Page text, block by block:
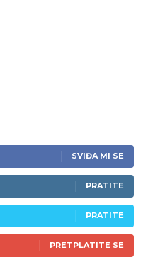
SVIĐA MI SE
PRATITE
PRATITE
PRETPLATITE SE